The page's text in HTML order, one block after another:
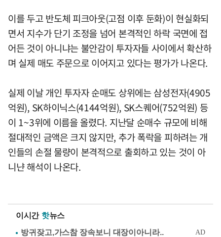
이를 두고 반도체 피크아웃(고점 이후 둔화)이 현실화되
면서 지수가 단기 조정을 넘어 본격적인 하락 국면에 접
어든 것이 아니냐는 불안감이 투자자들 사이에서 확산하
며 실제 매도 주문으로 이어지고 있다는 평가가 나온다.
실제 이날 개인 투자자 순매도 상위에는 삼성전자(4905
억원), SK하이닉스(4144억원), SK스퀘어(752억원) 등
이 1~3위에 이름을 올렸다. 지난달 순매수 규모에 비해
절대적인 금액은 크지 않지만, 추가 폭락을 피하려는 개
인들의 손절 물량이 본격적으로 출회하고 있는 것이 아
니냔 해석이 나온다.
이시간 핫뉴스